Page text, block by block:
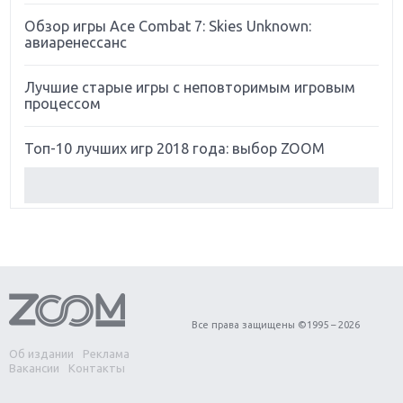
Обзор игры Ace Combat 7: Skies Unknown:
авиаренессанс
Лучшие старые игры с неповторимым игровым
процессом
Топ-10 лучших игр 2018 года: выбор ZOOM
Обзор игры Forza Horizon 4: вершина эволюции
Две важных новинки для консолей: Spider-Man и
Divinity Original Sin 2
Об издании
Реклама
Вакансии
Контакты
Все права защищены ©1995 – 2026